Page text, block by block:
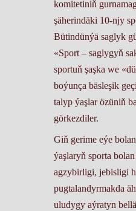
komitetiniň
şäherindäki 10-njy
Bütindünýä saglyk
«Sport – saglygyň
sportuň şaşka we
boýunça bäsleşik
talyp ýaşlar özüniň
görkezdiler.
Giň gerime eýe
ýaşlaryň sporta
agzybirligi, jebisligi
pugtalandyrmakda
uludygy aýratyn